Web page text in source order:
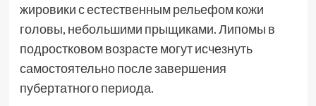
жировики с естественным рельефом кожи
головы, небольшими прыщиками. Липомы в
подростковом возрасте могут исчезнуть
самостоятельно после завершения
пубертатного периода.